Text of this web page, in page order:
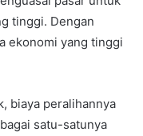
tinggi. Dengan
ekonomi yang tinggi
biaya peralihannya
satu-satunya